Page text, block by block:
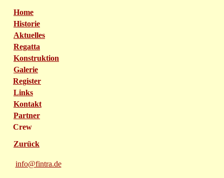
Home
Historie
Aktuelles
Regatta
Konstruktion
Galerie
Register
Links
Kontakt
Partner
Crew
Zurück
info@fintra.de